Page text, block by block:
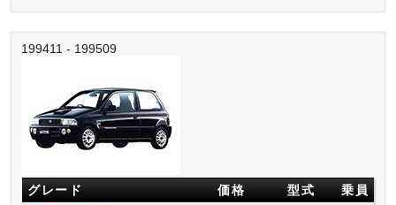
199411 - 199509
グレード 価格 型式 乗員